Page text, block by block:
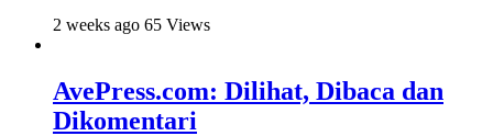
2 weeks ago 65 Views
AvePress.com: Dilihat, Dibaca dan
Dikomentari